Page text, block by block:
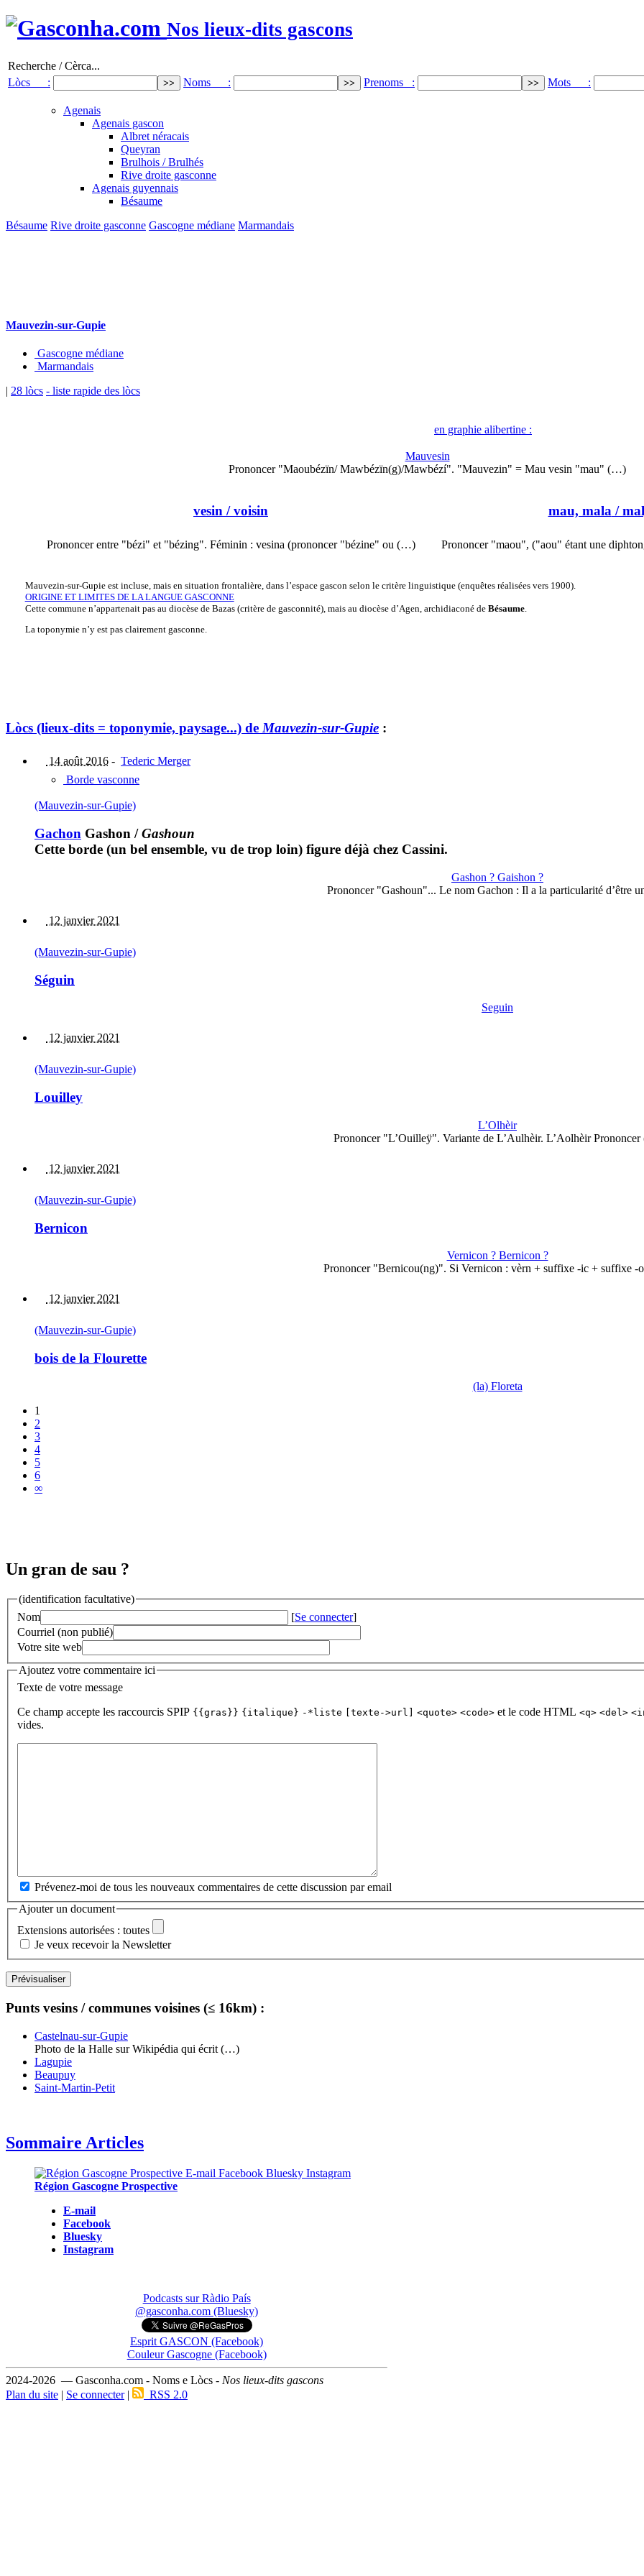
Nos lieux-dits gascons
Recherche / Cèrca...
Lòcs :
Noms : Prenoms : Mots :
Agenais
Agenais gascon
Albret néracais
Queyran
Brulhois / Brulhés
Rive droite gasconne
Agenais guyennais
Bésaume
Bésaume Rive droite gasconne Gascogne médiane Marmandais
Mauvezin-sur-Gupie
Gascogne médiane
Marmandais
| 28 lòcs - liste rapide des lòcs
en graphie alibertine :
Mauvesin
Prononcer "Maoubézïn/ Mawbézïn(g)/Mawbézí". "Mauvezin" = Mau vesin "mau" (…)
vesin / voisin
Prononcer entre "bézi" et "bézing". Féminin : vesina (prononcer "bézine" ou (…)
mau, mala /
Prononcer "maou", ("aou" étant une
Mauvezin-sur-Gupie est incluse, mais en situation frontalière, dans l’espace gascon selon le critère linguistique (enquêtes réalisées vers 1900).
ORIGINE ET LIMITES DE LA LANGUE GASCONNE
Cette commune n’appartenait pas au diocèse de Bazas (critère de gasconnité), mais au diocèse d’Agen, archidiaconé de Bésaume.
La toponymie n’y est pas clairement gasconne.
Lòcs (lieux-dits = toponymie, paysage...) de Mauvezin-sur-Gupie :
14 août 2016 - Tederic Merger
Borde vasconne
(Mauvezin-sur-Gupie)
Gachon Gashon /Gashoun
Cette borde (un bel ensemble, vu de trop loin) figure déjà chez Cassini.
Gashon ? Gaishon ?
Prononcer "Gashoun"... Le nom Gachon : Il a la particularité d’être
12 janvier 2021
(Mauvezin-sur-Gupie)
Séguin
Seguin
12 janvier 2021
(Mauvezin-sur-Gupie)
Louilley
L’Olhèir
Prononcer "L’Ouilleÿ". Variante de L’Aulhèir. L’Aolhèir
12 janvier 2021
(Mauvezin-sur-Gupie)
Bernicon
Vernicon ? Bernicon ?
Prononcer "Bernicou(ng)". Si Vernicon : vèrn + suffixe -ic + suffixe
12 janvier 2021
(Mauvezin-sur-Gupie)
bois de la Flourette
(la) Floreta
1
2
3
4
5
6
∞
Un gran de sau ?
(identification facultative)
Nom
[Se connecter]
Courriel (non publié)
Votre site web
Ajoutez votre commentaire ici
Texte de votre message
Ce champ accepte les raccourcis SPIP {{gras}} {italique} -*liste [texte->url] <quote> <code> et le code HTML <q> <del>
vides.
Prévenez-moi de tous les nouveaux commentaires de cette discussion par email
Ajouter un document
Extensions autorisées : toutes
Je veux recevoir la Newsletter
Punts vesins / communes voisines (≤ 16km) :
Castelnau-sur-Gupie
Photo de la Halle sur Wikipédia qui écrit (…)
Lagupie
Beaupuy
Saint-Martin-Petit
Sommaire Articles
Région Gascogne Prospective
E-mail
Facebook
Bluesky
Instagram
Podcasts sur Ràdio País
@gasconha.com (Bluesky)
Esprit GASCON (Facebook)
Couleur Gascogne (Facebook)
2024-2026 — Gasconha.com - Noms e Lòcs - Nos lieux-dits gascons
Plan du site | Se connecter| RSS 2.0